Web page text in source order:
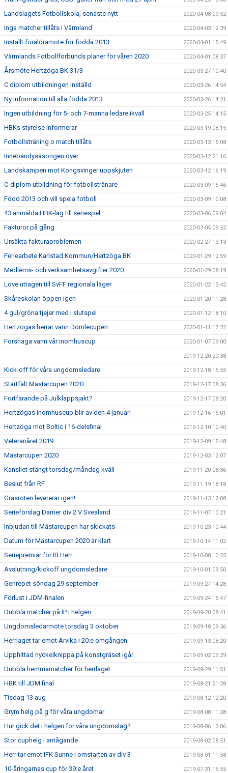
Landslagets Fotbollskola, senaste nytt 2020-04-08 09:52
Inga matcher tillåts i Värmland 2020-04-03 12:39
Inställt föräldramöte för födda 2013 2020-04-01 15:49
Värmlands Fotbollförbunds planer för våren 2020 2020-04-01 08:37
Årsmöte Hertzöga BK 31/3 2020-03-27 10:40
C diplom utbildningen inställd 2020-03-26 14:54
Ny information till alla födda 2013 2020-03-26 14:21
Ingen utbildning för 5- och 7-manna ledare ikväll 2020-03-25 14:15
HBKs styrelse informerar 2020-03-19 08:15
Fotbollsträning o match tillåts 2020-03-13 15:08
Innebandysäsongen över 2020-03-12 21:16
Landskampen mot Kongsvinger uppskjuten 2020-03-12 16:19
C-diplom utbildning för fotbollstränare 2020-03-09 15:46
Född 2013 och vill spela fotboll 2020-03-09 10:08
43 anmälda HBK-lag till seriespel 2020-03-06 09:04
Fakturor på gång 2020-03-05 09:52
Ursäkta fakturaproblemen 2020-02-27 13:13
Feriearbete Karlstad Kommun/Hertzöga BK 2020-01-29 12:59
Medlems- och verksamhetsavgifter 2020 2020-01-29 08:19
Love uttagen till SvFF regionala läger 2020-01-22 13:42
Skåreskolan öppen igen 2020-01-20 11:28
4 gul/gröna tjejer med i slutspel 2020-01-12 18:10
Hertzögas herrar vann Dömlecupen 2020-01-11 17:22
Forshaga vann vår inomhuscup 2020-01-07 09:00
2019-12-20 20:38
Kick-off för våra ungdomsledare 2019-12-18 15:55
Startfält Mästarcupen 2020 2019-12-17 08:36
Fortfarande på Julklappsjakt? 2019-12-17 08:20
Hertzögas inomhuscup blir av den 4 januari 2019-12-16 15:01
Hertzöga mot Boltic i 16-delsfinal 2019-12-10 10:40
Veteranåret 2019 2019-12-09 15:48
Mästarcupen 2020 2019-12-03 12:07
Kansliet stängt torsdag/måndag kväll 2019-11-20 08:36
Beslut från RF 2019-11-19 18:18
Gräsroten levererar igen! 2019-11-13 12:08
Serieförslag Damer div 2 V Svealand 2019-11-07 10:21
Inbjudan till Mästarcupen har skickats 2019-10-23 10:44
Datum för Mästarcupen 2020 är klart 2019-10-14 11:02
Seriepremiär för IB Herr 2019-10-08 10:25
Avslutning/kickoff ungdomsledare 2019-10-01 09:50
Genrepet söndag 29 september 2019-09-27 14:28
Förlust i JDM-finalen 2019-09-24 15:47
Dubbla matcher på IP i helgen 2019-09-20 08:41
Ungdomsledarmöte torsdag 3 oktober 2019-09-18 09:36
Herrlaget tar emot Arvika i 20:e omgången 2019-09-13 08:20
Upphittad nyckelknippa på konstgräset igår 2019-09-02 09:29
Dubbla hemmamatcher för herrlaget 2019-08-29 11:51
HBK till JDM final 2019-08-21 21:28
Tisdag 13 aug 2019-08-12 12:20
Grym helg på g för våra ungdomar 2019-08-08 11:28
Hur gick det i helgen för våra ungdomslag? 2019-08-06 13:06
Stor cuphelg i antågande 2019-08-02 08:51
Herr tar emot IFK Sunne i omstarten av div 3 2019-08-01 11:58
10-åringarnas cup för 39:e året 2019-07-31 15:55